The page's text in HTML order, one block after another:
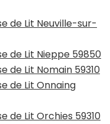
de Lit Neuville-sur-
de Lit Nieppe 59850
de Lit Nomain 59310
de Lit Onnaing
de Lit Orchies 59310